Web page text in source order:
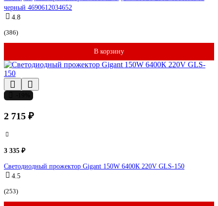
черный 4690612034652
4.8
(386)
В корзину
2 715 ₽
3 335 ₽
Светодиодный прожектор Gigant 150W 6400К 220V GLS-150
4.5
(253)